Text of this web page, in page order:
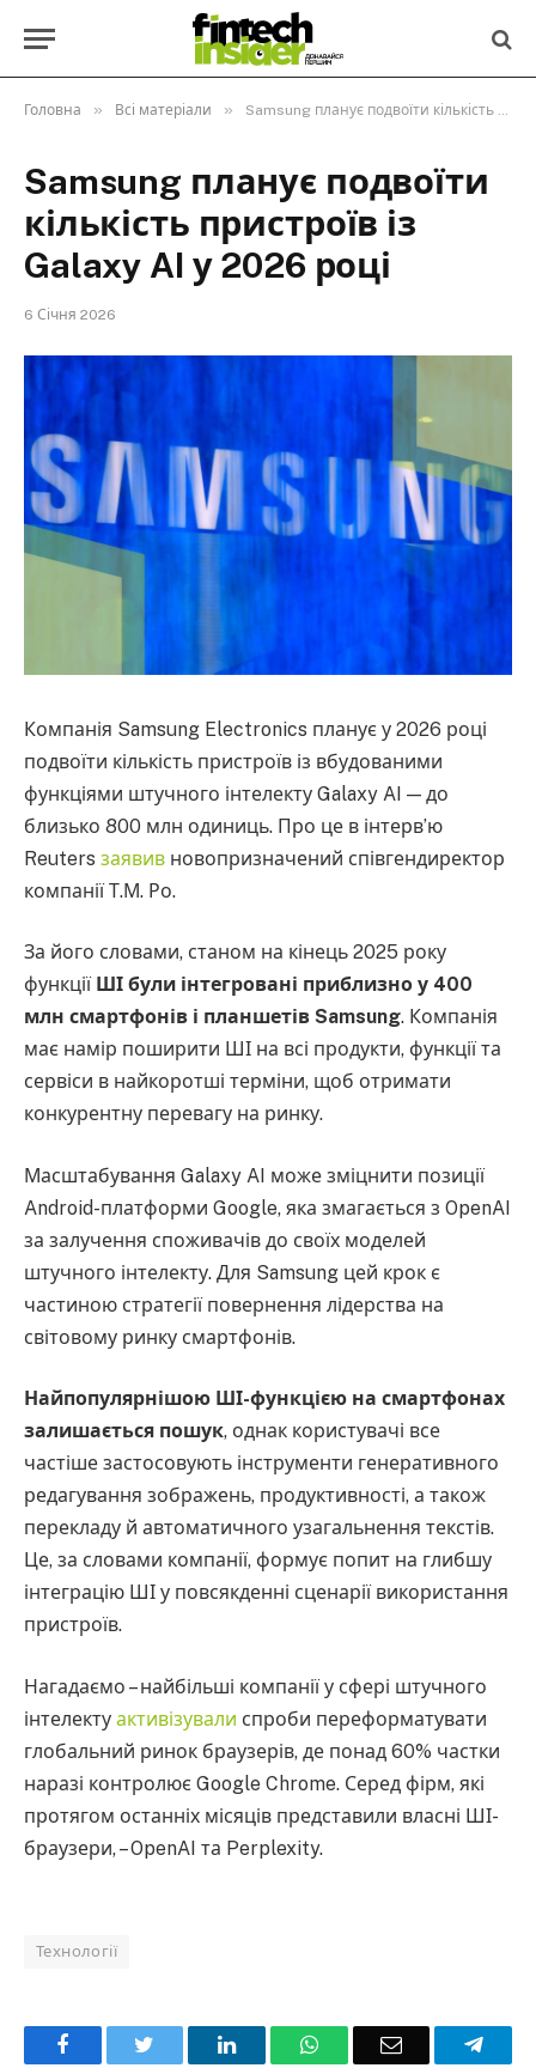
Головна » Всі матеріали » Samsung планує подвоїти кількість пристроїв із Galaxy AI у 2026 році
Samsung планує подвоїти
кількість пристроїв із
Galaxy AI у 2026 році
6 Січня 2026
Компанія Samsung Electronics планує у 2026 році
подвоїти кількість пристроїв із вбудованими
функціями штучного інтелекту Galaxy AI — до
близько 800 млн одиниць. Про це в інтерв’ю
Reuters заявив новопризначений співгендиректор
компанії Т.М. Ро.
За його словами, станом на кінець 2025 року
функції ШІ були інтегровані приблизно у 400
млн смартфонів і планшетів Samsung. Компанія
має намір поширити ШІ на всі продукти, функції та
сервіси в найкоротші терміни, щоб отримати
конкурентну перевагу на ринку.
Масштабування Galaxy AI може зміцнити позиції
Android-платформи Google, яка змагається з OpenAI
за залучення споживачів до своїх моделей
штучного інтелекту. Для Samsung цей крок є
частиною стратегії повернення лідерства на
світовому ринку смартфонів.
Найпопулярнішою ШІ-функцією на смартфонах
залишається пошук, однак користувачі все
частіше застосовують інструменти генеративного
редагування зображень, продуктивності, а також
перекладу й автоматичного узагальнення текстів.
Це, за словами компанії, формує попит на глибшу
інтеграцію ШІ у повсякденні сценарії використання
пристроїв.
Нагадаємо – найбільші компанії у сфері штучного
інтелекту активізували спроби переформатувати
глобальний ринок браузерів, де понад 60% частки
наразі контролює Google Chrome. Серед фірм, які
протягом останніх місяців представили власні ШІ-
браузери, – OpenAI та Perplexity.
Технології
Facebook LinkedInWhatsAppEmail